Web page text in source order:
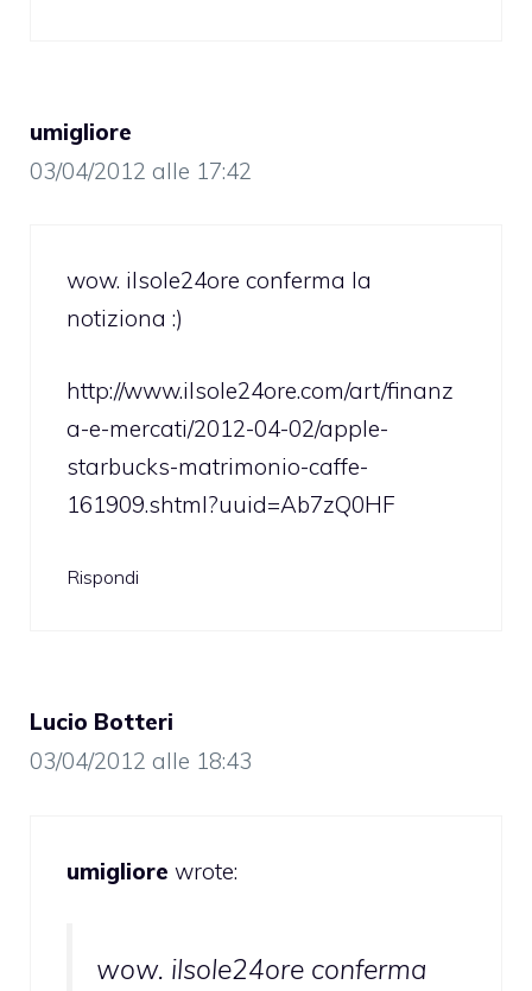
umigliore
03/04/2012 alle 17:42
wow. ilsole24ore conferma la
notiziona :)
http://www.ilsole24ore.com/art/finanz
a-e-mercati/2012-04-02/apple-
starbucks-matrimonio-caffe-
161909.shtml?uuid=Ab7zQ0HF
Rispondi
Lucio Botteri
03/04/2012 alle 18:43
umigliore wrote:
wow. ilsole24ore conferma